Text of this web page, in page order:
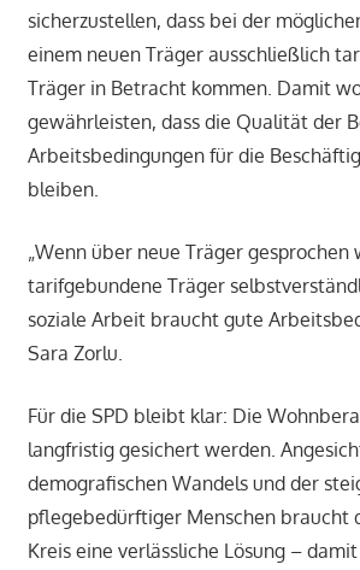
sicherzustellen, dass bei der
einem neuen Träger ausschließlich
Träger in Betracht kommen. Damit
gewährleisten, dass die Qualität der
Arbeitsbedingungen für die
bleiben.
„Wenn über neue Träger gesprochen
tarifgebundene Träger
soziale Arbeit braucht gute
Sara Zorlu.
Für die SPD bleibt klar: Die
langfristig gesichert werden.
demografischen Wandels und der
pflegebedürftiger Menschen braucht
Kreis eine verlässliche Lösung –